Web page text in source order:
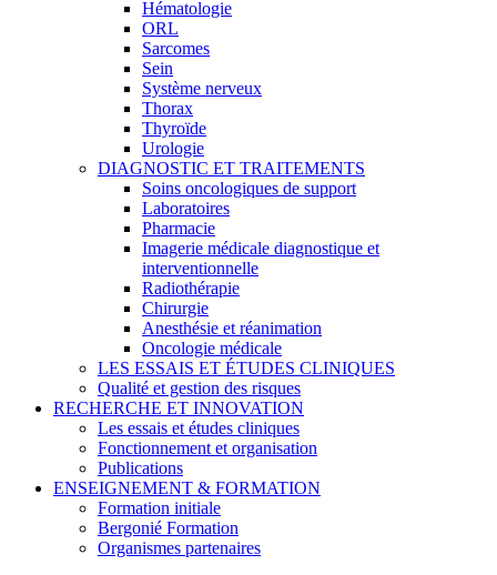
Hématologie
ORL
Sarcomes
Sein
Système nerveux
Thorax
Thyroïde
Urologie
DIAGNOSTIC ET TRAITEMENTS
Soins oncologiques de support
Laboratoires
Pharmacie
Imagerie médicale diagnostique et
interventionnelle
Radiothérapie
Chirurgie
Anesthésie et réanimation
Oncologie médicale
LES ESSAIS ET ÉTUDES CLINIQUES
Qualité et gestion des risques
RECHERCHE ET INNOVATION
Les essais et études cliniques
Fonctionnement et organisation
Publications
ENSEIGNEMENT & FORMATION
Formation initiale
Bergonié Formation
Organismes partenaires